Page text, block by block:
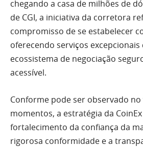
chegando a casa de milhões de
de CGI, a iniciativa da corretora
compromisso de se estabelecer
oferecendo serviços
ecossistema de negociação
acessível.
Conforme pode ser observado
momentos, a estratégia da
fortalecimento da confiança da
rigorosa conformidade e a